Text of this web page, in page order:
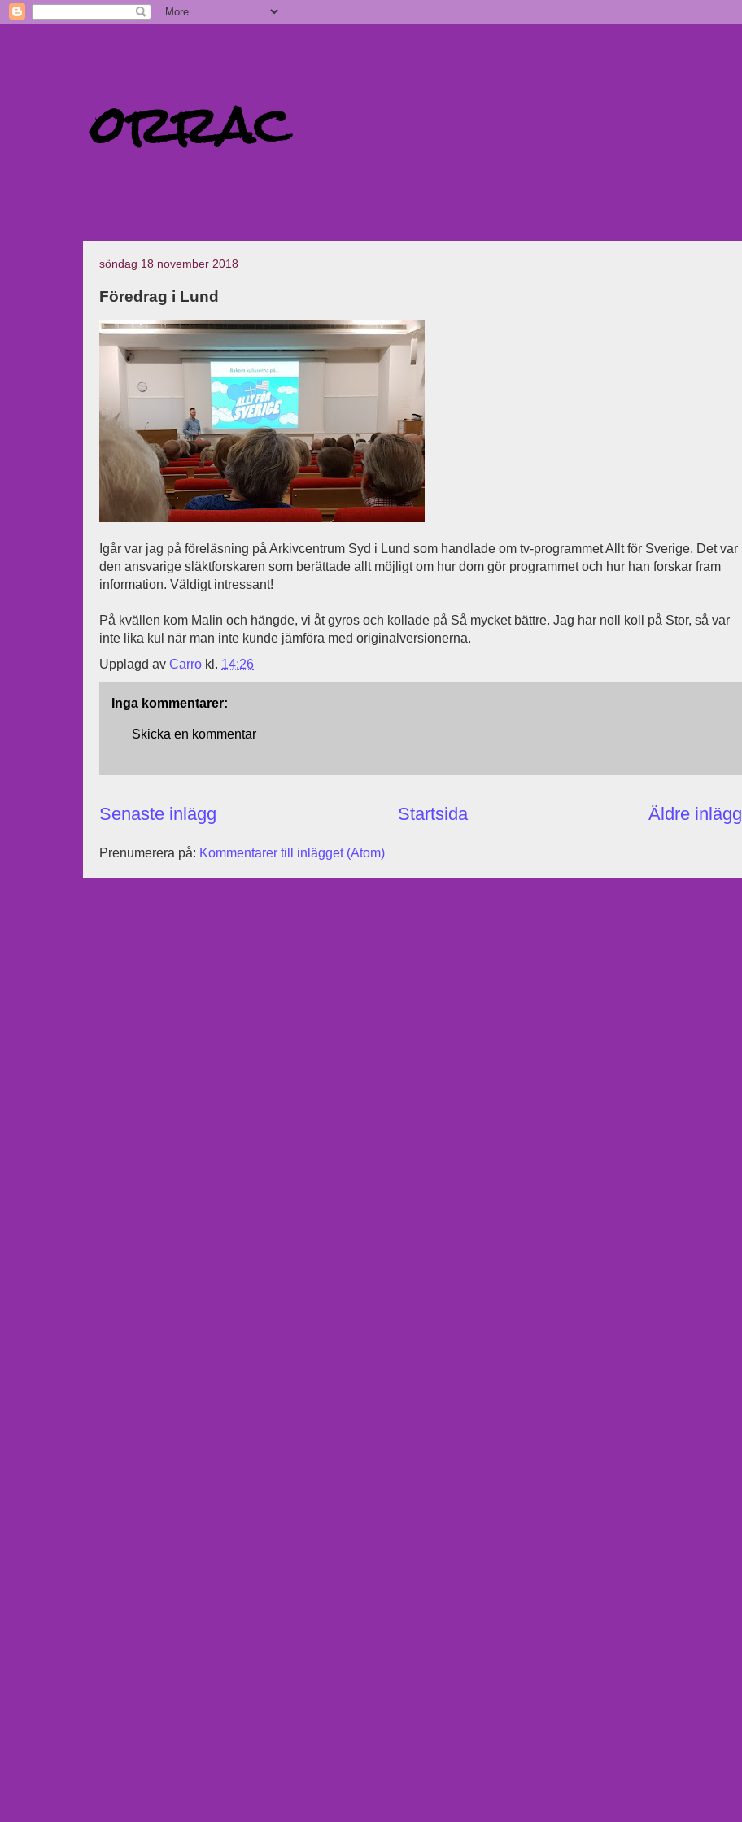
orrac
söndag 18 november 2018
Föredrag i Lund
Igår var jag på föreläsning på Arkivcentrum Syd i Lund som handlade om tv-programmet Allt för Sverige. Det var
den ansvarige släktforskaren som berättade allt möjligt om hur dom gör programmet och hur han forskar fram
information. Väldigt intressant!
På kvällen kom Malin och hängde, vi åt gyros och kollade på Så mycket bättre. Jag har noll koll på Stor, så var
inte lika kul när man inte kunde jämföra med originalversionerna.
Upplagd av Carro kl. 14:26
Inga kommentarer:
Skicka en kommentar
Senaste inlägg Äldre inlägg
Startsida
Prenumerera på: Kommentarer till inlägget (Atom)